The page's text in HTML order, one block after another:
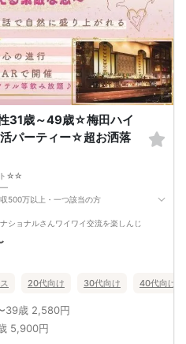
31歳～49歳☆梅田ハイ
パーティー☆超お洒落
ト☆☆
500万以上・一つ該当の方
ショナルさんワイワイ交流を楽しんじ
もバッチリ20代向け 30代向け 40代向け
39歳 2,580円
5,900円